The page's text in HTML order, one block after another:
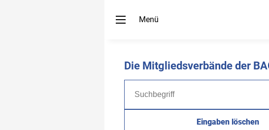
Menü
Die Mitgliedsverbände der
Eingaben löschen